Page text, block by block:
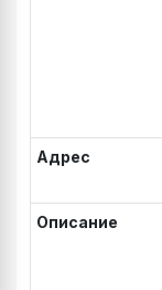
Адрес
Описание